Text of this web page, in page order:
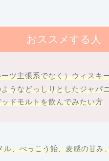
おススメする人
ツ主張系でなく）ウィスキ
うなどっしりとしたジャパ
ドモルトを飲んでみたい方
ル、べっこう飴、麦感の甘み